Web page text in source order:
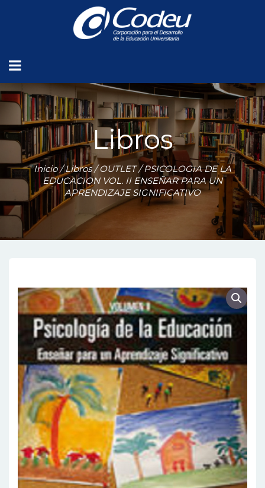
Libros
Inicio/Libros/OUTLET/ PSICOLOGIA DE LA
EDUCACION VOL. II ENSEÑAR PARA UN
APRENDIZAJE SIGNIFICATIVO